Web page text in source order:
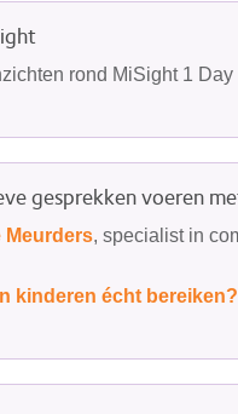
rond MiSight 1
gesprekken voeren
Meurders, specialist in
kinderen écht bereiken?